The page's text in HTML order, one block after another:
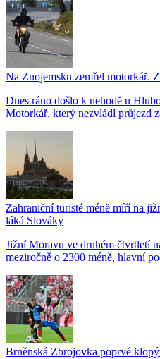
Na Znojemsku zemřel motorkář.
Dnes ráno došlo k nehodě u
Motorkář, který nezvládl průjezd
Zahraniční turisté méně míří na
láká Slováky
Jižní Moravu ve druhém čtvrtletí
meziročně o 2300 méně, hlavní
Brněnská Zbrojovka poprvé